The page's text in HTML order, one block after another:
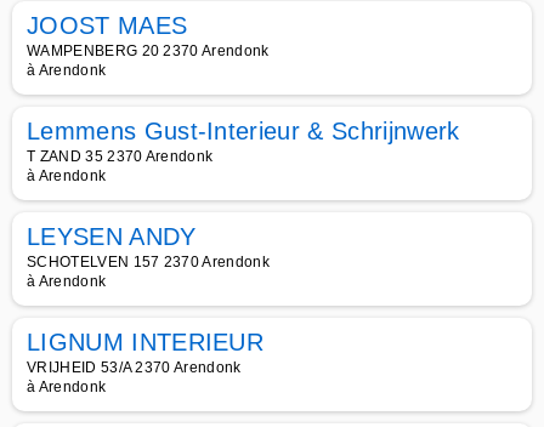
JOOST MAES
WAMPENBERG 20 2370 Arendonk
à Arendonk
Lemmens Gust-Interieur & Schrijnwerk
T ZAND 35 2370 Arendonk
à Arendonk
LEYSEN ANDY
SCHOTELVEN 157 2370 Arendonk
à Arendonk
LIGNUM INTERIEUR
VRIJHEID 53/A 2370 Arendonk
à Arendonk